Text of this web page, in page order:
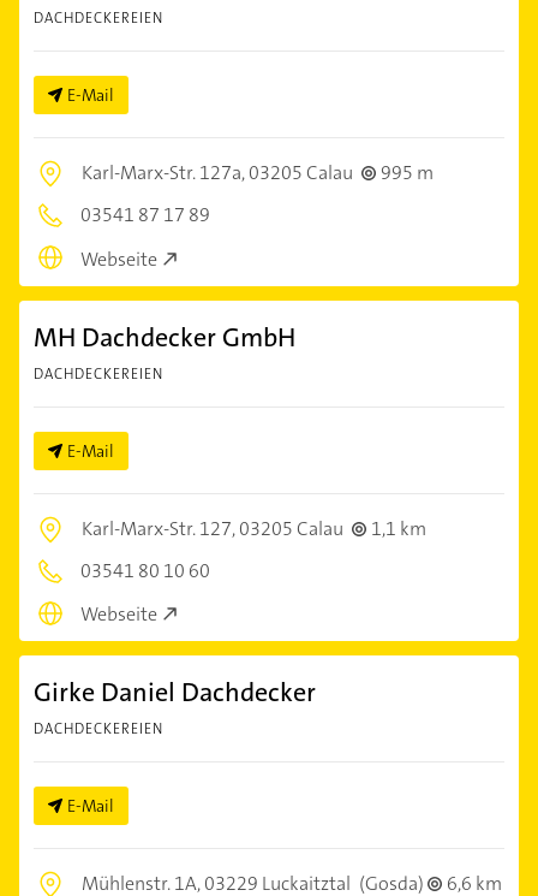
DACHDECKEREIEN
E-Mail
Karl-Marx-Str. 127a,03205 Calau
995 m
03541 87 17 89
Webseite
MH Dachdecker GmbH
DACHDECKEREIEN
E-Mail
Karl-Marx-Str. 127,03205 Calau
1,1 km
03541 80 10 60
Webseite
Girke Daniel Dachdecker
DACHDECKEREIEN
E-Mail
Mühlenstr. 1A,03229 Luckaitztal (Gosda) 6,6 km